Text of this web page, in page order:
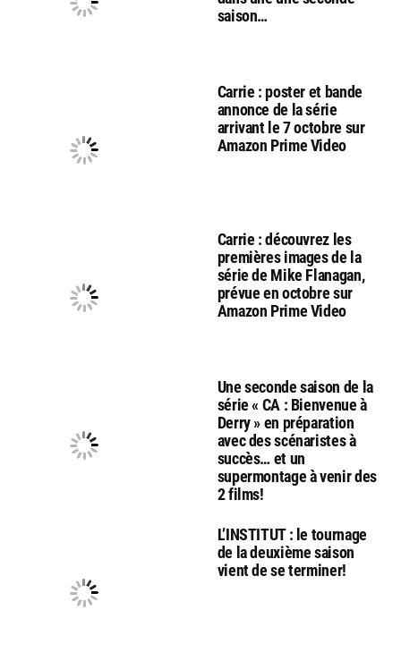
saison…
Carrie : poster et bande
annonce de la série
arrivant le 7 octobre sur
Amazon Prime Video
Carrie : découvrez les
premières images de la
série de Mike Flanagan,
prévue en octobre sur
Amazon Prime Video
Une seconde saison de la
série « CA : Bienvenue à
Derry » en préparation
avec des scénaristes à
succès… et un
supermontage à venir des
2 films!
L’INSTITUT : le tournage
de la deuxième saison
vient de se terminer!